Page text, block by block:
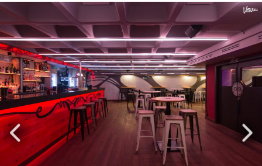
Publicar tu espacio